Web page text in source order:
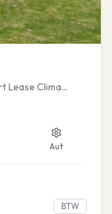
Lease Clima
Aut
BTW